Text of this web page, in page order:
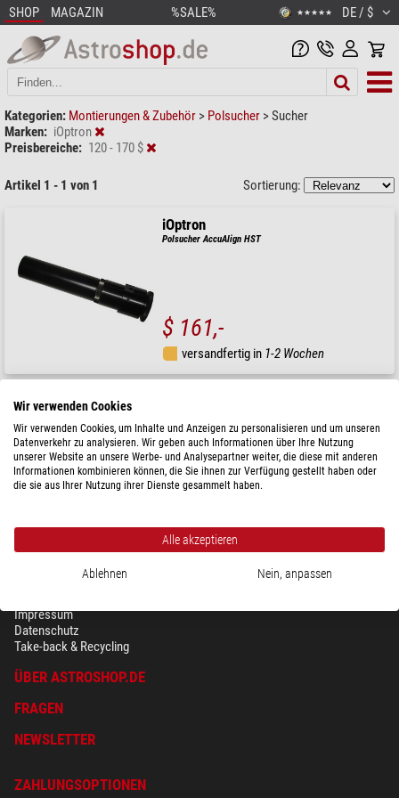
SHOP MAGAZIN %SALE% ★★★★★ DE / $
Kategorien: Montierungen & Zubehör > Polsucher >Sucher
Marken: iOptron
Preisbereiche: 120 - 170 $
Artikel 1 - 1 von 1 Sortierung:
iOptron
Polsucher AccuAlign HST
$ 161,-
versandfertig in 1-2 Wochen
SICHERHEIT & DATENSCHUTZ
Impressum
Datenschutz
Take-back & Recycling
ÜBER ASTROSHOP.DE
FRAGEN
NEWSLETTER
ZAHLUNGSOPTIONEN
Wir verwenden Cookies
Wir verwenden Cookies, um Inhalte und Anzeigen zu personalisieren und um unseren
Datenverkehr zu analysieren. Wir geben auch Informationen über Ihre Nutzung
unserer Website an unsere Werbe- und Analysepartner weiter, die diese mit anderen
Informationen kombinieren können, die Sie ihnen zur Verfügung gestellt haben oder
die sie aus Ihrer Nutzung ihrer Dienste gesammelt haben.
Alle akzeptieren
Ablehnen Nein, anpassen